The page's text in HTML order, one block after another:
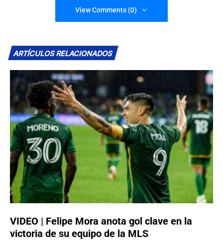
View Comments (0)
ARTÍCULOS RELACIONADOS
VIDEO | Felipe Mora anota gol clave en la
victoria de su equipo de la MLS